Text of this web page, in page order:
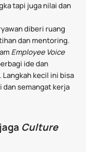
tapi juga nilai dan
diberi ruang
dan mentoring.
Employee Voice
ide dan
kecil ini bisa
dan semangat kerja
Culture